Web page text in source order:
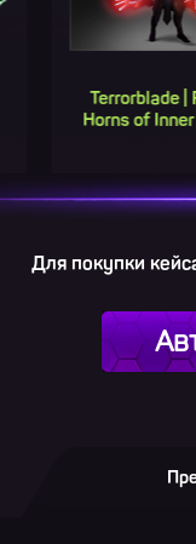
Terrorblade | Fractal
Horns of Inner Abysm
Для покупки